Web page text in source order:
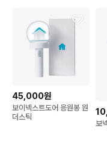
45,000원
보이넥스트도어 응원봉 원
더스틱
보